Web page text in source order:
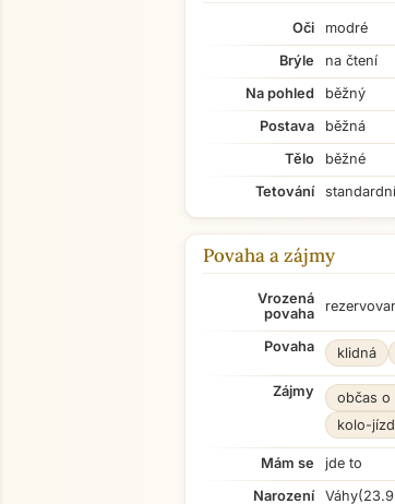
Oči
modré
Brýle
na čtení
Na pohled
běžný
Postava
běžná
Tělo
běžné
Tetování
standardní
Povaha a zájmy
Vrozená
povaha
Povaha klidná
Zájmy občas o
kolo-
Mám se
jde to
Narození
Váhy